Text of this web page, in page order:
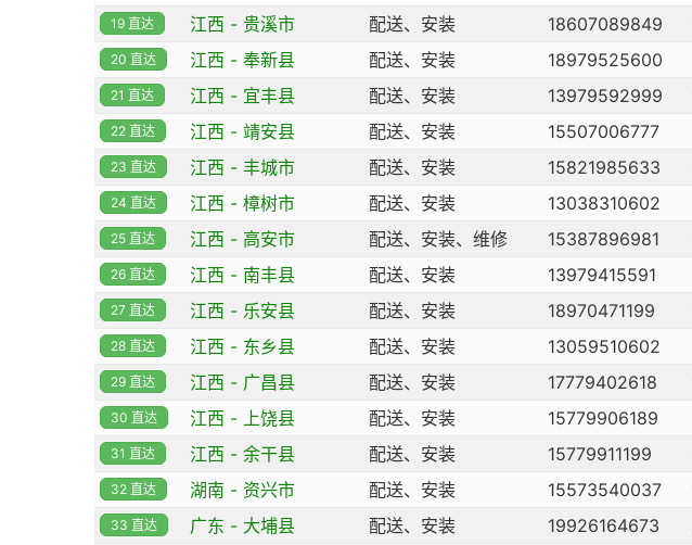
19 直达 江西 - 贵溪市 配送、安装 18607089849
20 直达 江西 - 奉新县 配送、安装 18979525600
21 直达 江西 - 宜丰县 配送、安装 13979592999
22 直达 江西 - 靖安县 配送、安装 15507006777
23 直达 江西 - 丰城市 配送、安装 15821985633
24 直达 江西 - 樟树市 配送、安装 13038310602
25 直达 江西 - 高安市 配送、安装、维修 15387896981
26 直达 江西 - 南丰县 配送、安装 13979415591
27 直达 江西 - 乐安县 配送、安装 18970471199
28 直达 江西 - 东乡县 配送、安装 13059510602
29 直达 江西 - 广昌县 配送、安装 17779402618
30 直达 江西 - 上饶县 配送、安装 15779906189
31 直达 江西 - 余干县 配送、安装 15779911199
32 直达 湖南 - 资兴市 配送、安装 15573540037
33 直达 广东 - 大埔县 配送、安装 19926164673